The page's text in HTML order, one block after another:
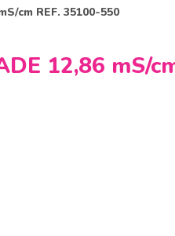
cm REF. 35100-550
12,86 mS/